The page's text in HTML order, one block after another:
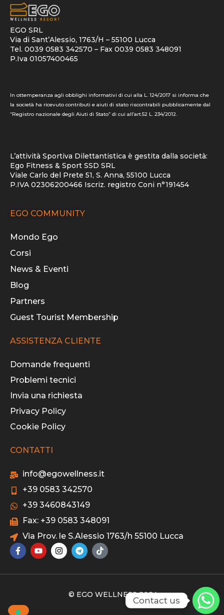
EGO SRL
Via di Sant’Alessio, 1763/H – 55100 Lucca
Tel. 0039 0583 342570 – Fax 0039 0583 348091
P.Iva 01057400465
In ottemperanza agli obblighi informativi di cui alla L. 124/2017 si informa che
la società ha ricevuto contributi e aiuti di stato riscontrabili pubblicamente dal
“Registro nazionale degli Aiuti di Stato” di cui all’art.52 L. 234/2012.
L’attività Sportiva Dilettantistica è gestita dalla società:
Ego Fitness & Sport SSD SRL
Viale Carlo del Prete 51, S. Anna, 55100 Lucca
P.IVA 02306200466 Iscriz. registro Coni n°191454
EGO COMMUNITY
Mondo Ego
Corsi
News & Eventi
Blog
Partners
Guest Tourist Membership
ASSISTENZA CLIENTE
Domande frequenti
Problemi tecnici
Invia una richiesta
Privacy Policy
Cookie Policy
CONTATTI
info@egowellness.it
+39 0583 342570
+39 3460843149
Fax: +39 0583 348091
Via Prov. le S.Alessio 1763/h 55100 Lucca
© EGO WELLNESS 2024
Contact us